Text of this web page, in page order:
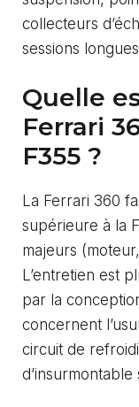
collecteurs
sessions
Quelle
Ferrari
F355 ?
La Ferrari 360
supérieure à la
majeurs
L’entretien est
par la
concernent
circuit de
d’insurmontable